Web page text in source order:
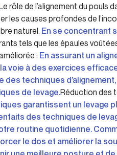
rôle de l’alignement du pouls
les causes profondes de
naturel. En se concentrant
tels que les épaules
: En assurant un
voie à des exercices
des techniques
de levage.Réduction des
garantissent un levage
des techniques de
routine quotidienne.
le dos et améliorer la